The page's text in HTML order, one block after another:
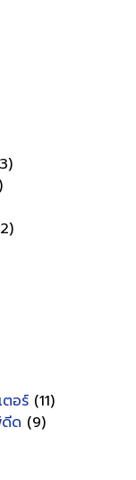
อร์ (11)
ด (9)